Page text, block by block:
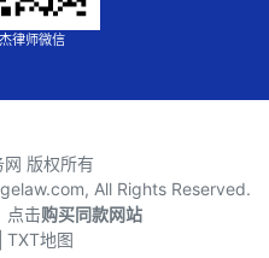
律师微信
版权所有
All Rights Reserved.
点击购买同款网站
TXT地图